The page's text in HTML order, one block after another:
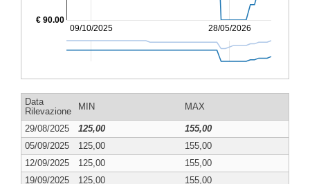
09/10/2025 28/05/2026
€ 90.00
Data
Rilevazione
MIN MAX
29/08/2025 125,00
155,00
05/09/2025
125,00
155,00
12/09/2025
125,00
155,00
19/09/2025
125,00
155,00